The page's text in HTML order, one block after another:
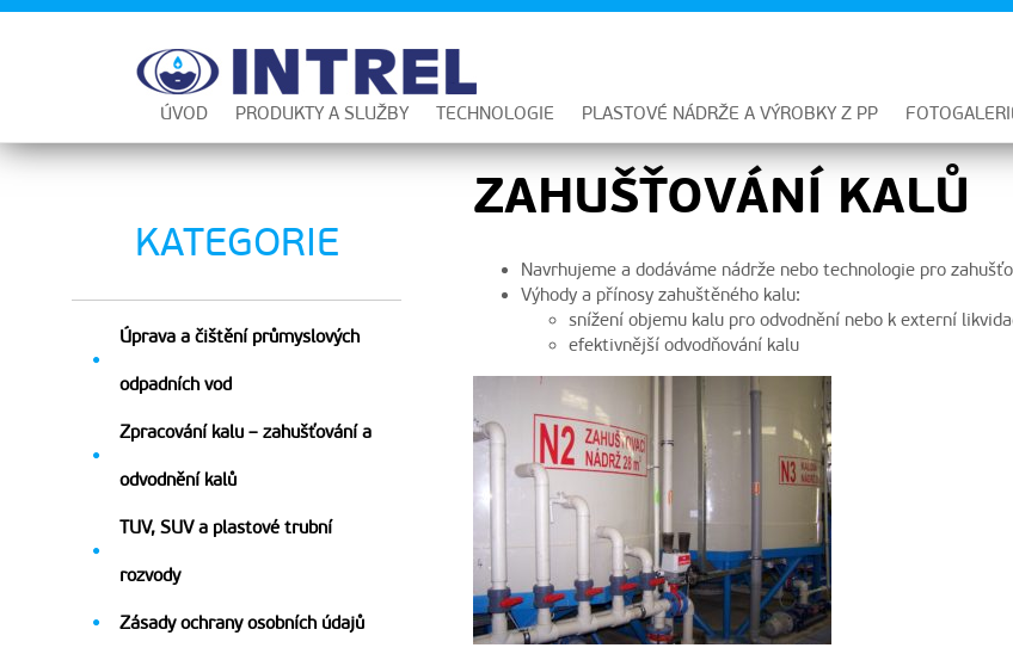
ÚVOD PRODUKTY A SLUŽBY TECHNOLOGIE PLASTOVÉ NÁDRŽE A VÝROBKY Z PP
KATEGORIE

Úprava a čištění průmyslových
odpadních vod

Zpracování kalu – zahušťování a
odvodnění kalů

TUV, SUV a plastové trubní
rozvody
 Zásady ochrany osobních údajů
ZAHUŠŤOVÁNÍ KALŮ
Navrhujeme a dodáváme nádrže nebo technologie pro
Výhody a přínosy zahuštěného kalu:
snížení objemu kalu pro odvodnění nebo k externí
efektivnější odvodňování kalu